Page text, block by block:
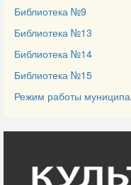
Библиотека №9
Библиотека №13
Библиотека №14
Библиотека №15
Режим работы